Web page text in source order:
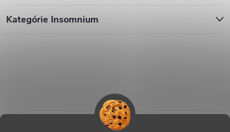
Kategórie Insomnium